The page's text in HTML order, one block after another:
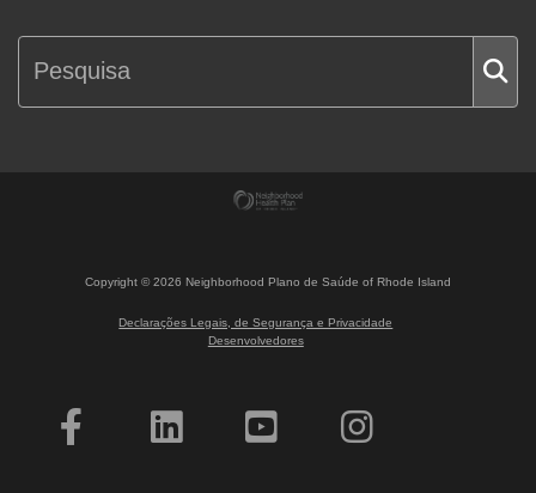
Copyright ©2026 Neighborhood Plano de Saúde of Rhode Island
Declarações Legais, de Segurança e Privacidade
Desenvolvedores